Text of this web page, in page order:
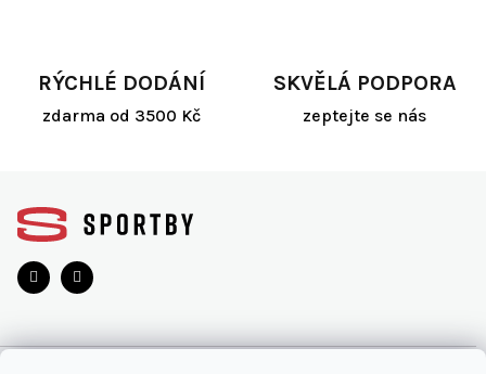
RÝCHLÉ DODÁNÍ
zdarma od 3500 Kč
SKVĚLÁ PODPORA
zeptejte se nás